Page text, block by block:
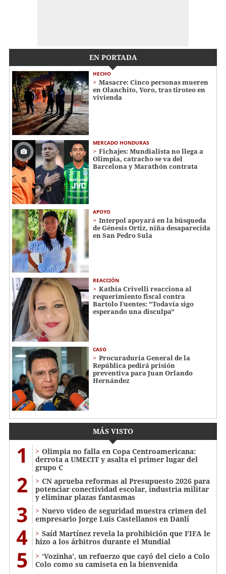
EN PORTADA
HECHO
Masacre: Cinco personas mueren
en Olanchito, Yoro, tras tiroteo en
vivienda
MERCADO HONDURAS
Fichajes: Mundialista no llega a
Olimpia, catracho se va del
Barcelona y Marathón contrata
APOYO
Interpol apoyará en la búsqueda
de Génesis Ortiz, niña desaparecida
en San Pedro Sula
REACCIÓN
Kathia Crivelli reacciona al
requerimiento fiscal contra
Bartolo Fuentes: "Todavía sigo
esperando una disculpa"
CASO
Procuraduría General de la
República pedirá prisión
preventiva para Juan Orlando
Hernández
MÁS VISTO
1
Olimpia no falla en Copa Centroamericana:
derrota a UMECIT y asalta el primer lugar del
grupo C
2
CN aprueba reformas al Presupuesto 2026 para
potenciar conectividad escolar, industria militar
y eliminar plazas fantasmas
3
Nuevo video de seguridad muestra crimen del
empresario Jorge Luis Castellanos en Danlí
4
Saíd Martínez revela la prohibición que FIFA le
hizo a los árbitros durante el Mundial
5
‘Vozinha’, un refuerzo que cayó del cielo a Colo
Colo como su camiseta en la bienvenida